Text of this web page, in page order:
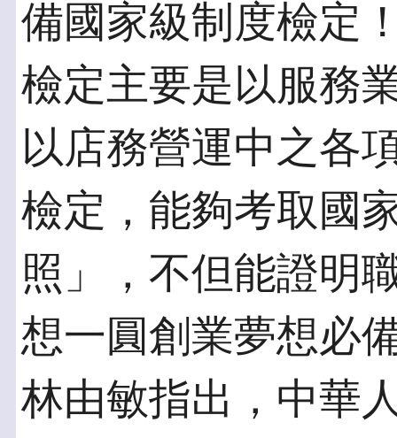
備國家級制度檢定
檢定主要是以服務
以店務營運中之各
檢定，能夠考取國
照」，不但能證明
想一圓創業夢想必
林由敏指出，中華